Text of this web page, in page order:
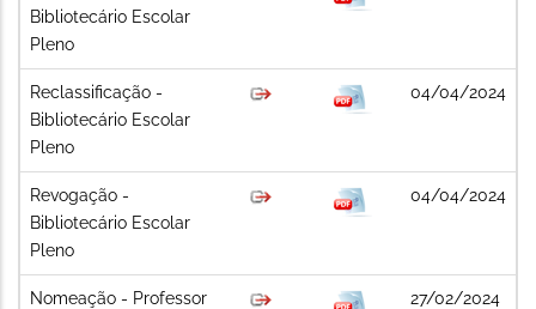
Bibliotecário Escolar
Pleno
Reclassificação -
Bibliotecário Escolar
Pleno
04/04/2024
Revogação -
Bibliotecário Escolar
Pleno
04/04/2024
Nomeação - Professor
27/02/2024